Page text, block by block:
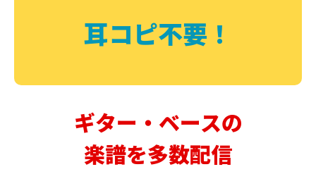
耳コピ不要！
ギター・ベースの
楽譜を多数配信